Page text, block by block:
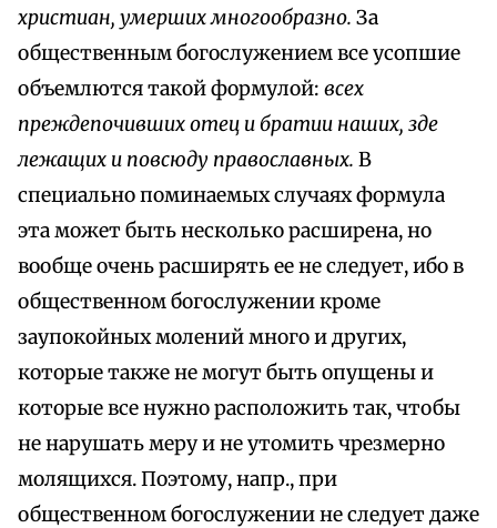
христиан, умерших многообразно. За
общественным богослужением все усопшие
объемлются такой формулой: всех
преждепочивших отец и братии наших, зде
лежащих и повсюду православных. В
специально поминаемых случаях формула
эта может быть несколько расширена, но
вообще очень расширять ее не следует, ибо в
общественном богослужении кроме
заупокойных молений много и других,
которые также не могут быть опущены и
которые все нужно расположить так, чтобы
не нарушать меру и не утомить чрезмерно
молящихся. Поэтому, напр., при
общественном богослужении не следует даже